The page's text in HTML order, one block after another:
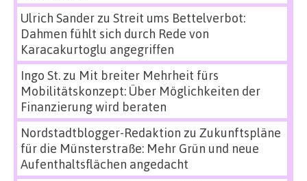
Ulrich Sanderzu Streit ums Bettelverbot:
Dahmen fühlt sich durch Rede von
Karacakurtoglu angegriffen
Ingo St.zu Mit breiter Mehrheit fürs
Mobilitätskonzept: Über Möglichkeiten der
Finanzierung wird beraten
Nordstadtblogger-Redaktion zu Zukunftspläne
für die Münsterstraße: Mehr Grün und neue
Aufenthaltsflächen angedacht